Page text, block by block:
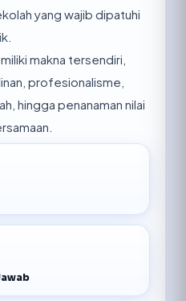
yang wajib dipatuhi
makna tersendiri,
profesionalisme,
hingga penanaman nilai